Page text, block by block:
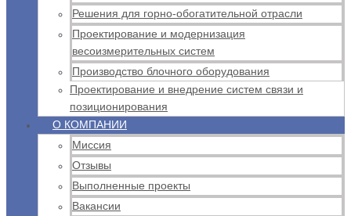
Решения для горно-обогатительной отрасли
Проектирование и модернизация
весоизмерительных систем
Производство блочного оборудования
Проектирование и внедрение систем связи и
позиционирования
О КОМПАНИИ
Миссия
Отзывы
Выполненные проекты
Вакансии